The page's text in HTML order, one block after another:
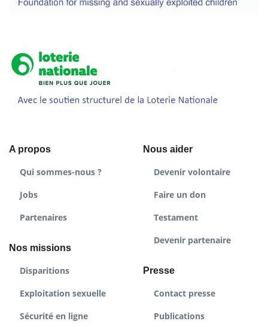
A propos
Qui sommes-nous ?
Jobs
Partenaires
Nos missions
Disparitions
Exploitation sexuelle
Sécurité en ligne
Nous aider
Devenir volontaire
Faire un don
Testament
Devenir partenaire
Presse
Contact presse
Publications